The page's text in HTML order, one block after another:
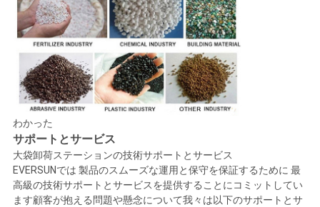
わかった
サポートとサービス
大袋卸荷ステーションの技術サポートとサービス
EVERSUNでは 製品のスムーズな運用と保守を保証するために 最
高級の技術サポートとサービスを提供することにコミットしてい
ます顧客が抱える問題や懸念について我々は以下のサポートとサ